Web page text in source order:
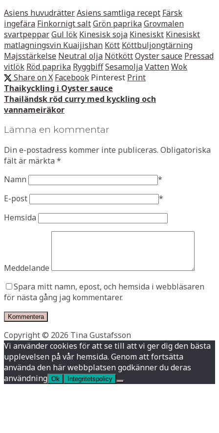
Asiens huvudrätterAsiens samtliga recept Färsk
ingefära Finkornigt saltGrön paprikaGrovmalen
svartpepparGul lök Kinesisk soja Kinesiskt Kinesiskt
matlagningsvin Kuaijishan Kött Köttbuljongtärning
Majsstärkelse Neutral olja NötköttOyster sauce Pressad
vitlök Röd paprika RyggbiffSesamoljaVattenWok
Share on X Facebook Pinterest Print
Thaikyckling i Oyster sauce
Thailändsk röd curry med kyckling och
vannameiräkor
Lämna en kommentar
Din e-postadress kommer inte publiceras. Obligatoriska
fält är märkta *
Namn
*
E-post
*
Hemsida
Meddelande
Spara mitt namn, epost, och hemsida i webbläsaren
för nästa gång jag kommentarer.
Copyright © 2026 Tina Gustafsson
Vi använder cookies för att se till att vi ger dig den bästa
upplevelsen på vår hemsida. Genom att fortsätta
använda den här webbplatsen godkänner du deras
användning Ok Integritetspolicy